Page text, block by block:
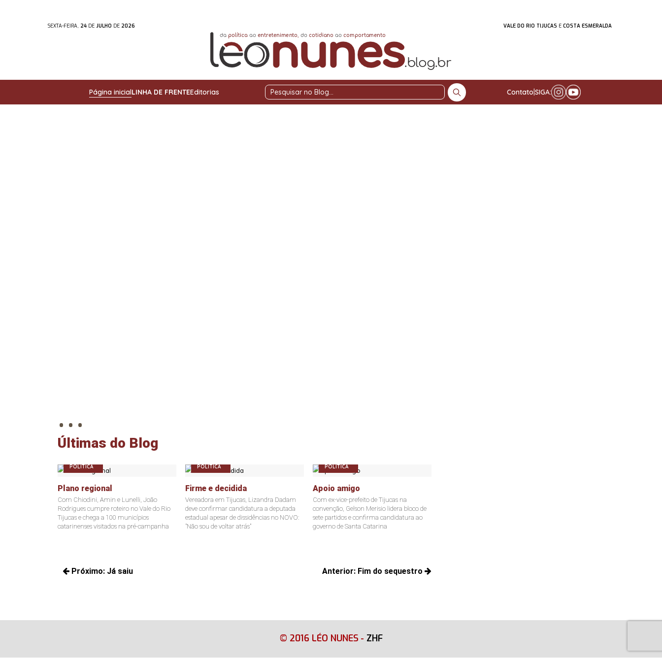
SEXTA-FEIRA, 24 DE JULHO DE 2026 VALE DO RIO TIJUCAS E COSTA ESMERALDA
Página inicialLINHA DE FRENTEEditorias
Pesquisar
Contato SIGA:
. . .
Últimas do Blog
POLÍTICA
Plano regional
Com Chiodini, Amin e Lunelli, João
Rodrigues cumpre roteiro no Vale do Rio
Tijucas e chega a 100 municípios
catarinenses visitados na pré-campanha
POLÍTICA
Firme e decidida
Vereadora em Tijucas, Lizandra Dadam
deve confirmar candidatura a deputada
estadual apesar de dissidências no NOVO:
"Não sou de voltar atrás"
POLÍTICA
Apoio amigo
Com ex-vice-prefeito de Tijucas na
convenção, Gelson Merisio lidera bloco de
sete partidos e confirma candidatura ao
governo de Santa Catarina
Navegação
Anterior: Fim do sequestro
Próximo: Já saiu
© 2016 LÉO NUNES - ZHF